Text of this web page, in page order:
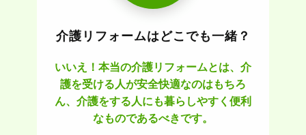
介護リフォームはどこでも一緒？
いいえ！本当の介護リフォームとは、介
護を受ける人が安全快適なのはもちろ
ん、介護をする人にも暮らしやすく便利
なものであるべきです。